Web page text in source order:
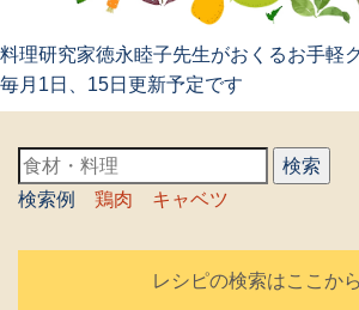
料理研究家徳永睦子先生がおくるお手軽
毎月1日、15日更新予定です
検索例 鶏肉 キャベツ
レシピの検索はここから